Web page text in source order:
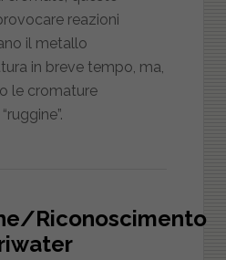
reazioni
il metallo
in breve tempo, ma,
le cromature
Riconoscimento